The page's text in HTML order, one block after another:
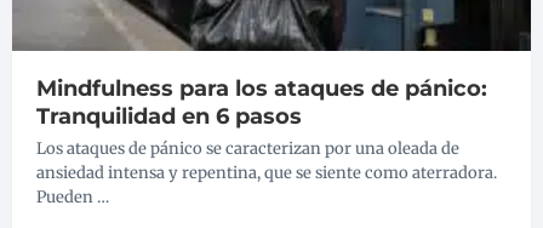
Mindfulness para los ataques de pánico:
Tranquilidad en 6 pasos
Los ataques de pánico se caracterizan por una oleada de
ansiedad intensa y repentina, que se siente como aterradora.
Pueden …